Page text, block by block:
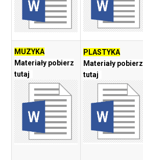
MUZYKA
Materiały pobierz
tutaj
PLASTYKA
Materiały pobierz
tutaj